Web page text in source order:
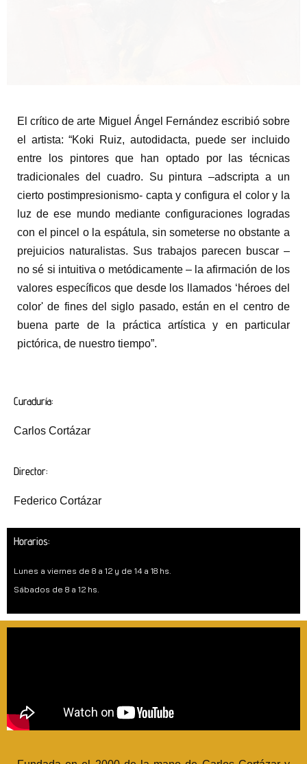
El crítico de arte Miguel Ángel Fernández escribió sobre
el artista: “Koki Ruiz, autodidacta, puede ser incluido
entre los pintores que han optado por las técnicas
tradicionales del cuadro. Su pintura –adscripta a un
cierto postimpresionismo- capta y configura el color y la
luz de ese mundo mediante configuraciones logradas
con el pincel o la espátula, sin someterse no obstante a
prejuicios naturalistas. Sus trabajos parecen buscar –
no sé si intuitiva o metódicamente – la afirmación de los
valores específicos que desde los llamados ‘héroes del
color' de fines del siglo pasado, están en el centro de
buena parte de la práctica artística y en particular
pictórica, de nuestro tiempo”.
Curaduría:
Carlos Cortázar
Director:
Federico Cortázar
Horarios:
Lunes a viernes de 8 a 12 y de 14 a 18 hs.
Sábados de 8 a 12 hs.